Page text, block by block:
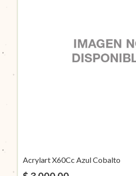
Acrylart X60Cc Azul Cobalto